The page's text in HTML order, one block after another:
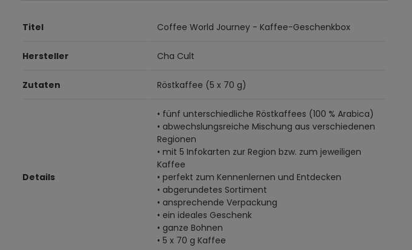
Titel Coffee World Journey - Kaffee-Geschenkbox
Hersteller Cha Cult
Zutaten Röstkaffee (5 x 70 g)
Details
• fünf unterschiedliche Röstkaffees (100 % Arabica)
• abwechslungsreiche Mischung aus verschiedenen
Regionen
• mit 5 Infokarten zur Region bzw. zum jeweiligen
Kaffee
• perfekt zum Kennenlernen und Entdecken
• abgerundetes Sortiment
• ansprechende Verpackung
• ein ideales Geschenk
• ganze Bohnen
• 5 x 70 g Kaffee